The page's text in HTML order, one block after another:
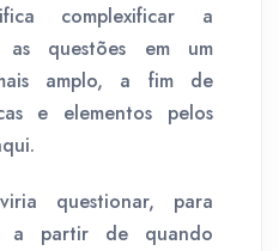
complexificar a
as questões em um
amplo, a fim de
e elementos pelos
questionar, para
a partir de quando